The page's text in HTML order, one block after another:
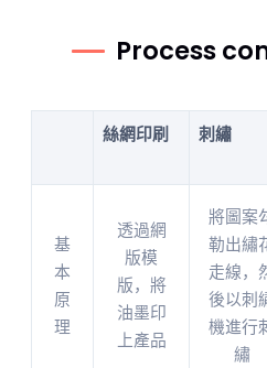
Process
絲網印刷 刺繡
基
本
原
理
透過網
版模
版，將
油墨印
上產品
將圖案
勒出繡
走線，
後以刺
機進行
繡